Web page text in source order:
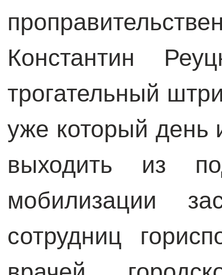
Константин
трогательный
уже который день
выходить из
мобилизации
сотрудниц